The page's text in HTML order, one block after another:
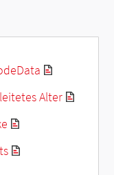
Alter